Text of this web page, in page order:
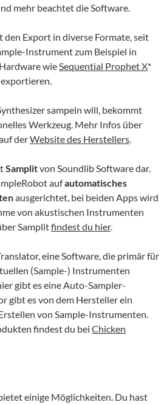
mehr beachtet die Software.
Export in diverse Formate, seit
Instrument zum Beispiel in
wieSequential Prophet X*
sampeln will, bekommt
Werkzeug. Mehr Infos über
derWebsite des Herstellers.
Samplitvon Soundlib Software dar.
aufautomatisches
ausgerichtet, bei beiden Apps wird
von akustischen Instrumenten
Samplitfindest du hier.
eine Software, die primär für
(Sample-) Instrumenten
gibt es eine Auto-Sampler-
gibt es von dem Hersteller ein
von Sample-Instrumenten.
findest du bei Chicken
einige Möglichkeiten. Du hast